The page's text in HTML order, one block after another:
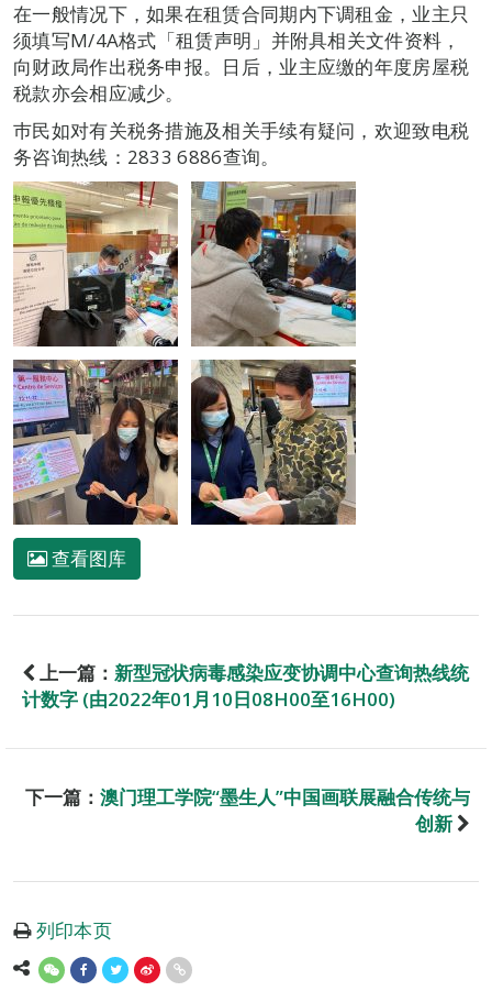
在一般情况下，如果在租赁合同期内下调租金，业主只
须填写M/4A格式「租赁声明」并附具相关文件资料，
向财政局作出税务申报。日后，业主应缴的年度房屋税
税款亦会相应减少。
巿民如对有关税务措施及相关手续有疑问，欢迎致电税
务咨询热线：2833 6886查询。
查看图库
上一篇： 新型冠状病毒感染应变协调中心查询热线统
计数字 (由2022年01月10日08H00至16H00)
下一篇： 澳门理工学院“墨生人”中国画联展融合传统与
创新
列印本页